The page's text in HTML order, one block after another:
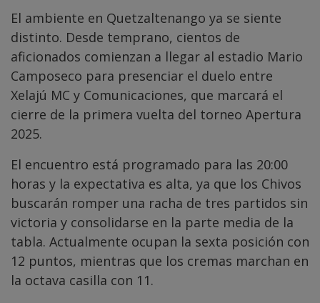
El ambiente en Quetzaltenango ya se siente
distinto. Desde temprano, cientos de
aficionados comienzan a llegar al estadio Mario
Camposeco para presenciar el duelo entre
Xelajú MC y Comunicaciones, que marcará el
cierre de la primera vuelta del torneo Apertura
2025.
El encuentro está programado para las 20:00
horas y la expectativa es alta, ya que los Chivos
buscarán romper una racha de tres partidos sin
victoria y consolidarse en la parte media de la
tabla. Actualmente ocupan la sexta posición con
12 puntos, mientras que los cremas marchan en
la octava casilla con 11.